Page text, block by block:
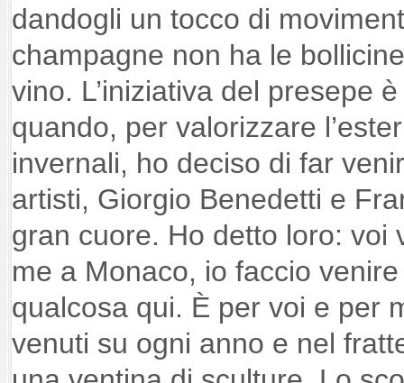
dandogli un tocco di
champagne non ha le
vino. L’iniziativa del presepe
quando, per valorizzare
invernali, ho deciso di far
artisti, Giorgio Benedetti e
gran cuore. Ho detto loro: voi
me a Monaco, io faccio
qualcosa qui. È per voi e per
venuti su ogni anno e nel